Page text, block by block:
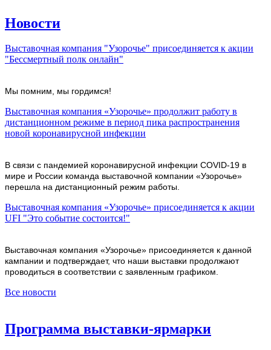
Новости
Выставочная компания "Узорочье" присоединяется к акции
"Бессмертный полк онлайн"
Мы помним, мы гордимся!
Выставочная компания «Узорочье» продолжит работу в
дистанционном режиме в период пика распространения
новой коронавирусной инфекции
В связи с пандемией коронавирусной инфекции COVID-19 в
мире и России команда выставочной компании «Узорочье»
перешла на дистанционный режим работы.
Выставочная компания «Узорочье» присоединяется к акции
UFI "Это событие состоится!"
Выставочная компания «Узорочье» присоединяется к данной
кампании и подтверждает, что наши выставки продолжают
проводиться в соответствии с заявленным графиком.
Все новости
Программа выставки-ярмарки